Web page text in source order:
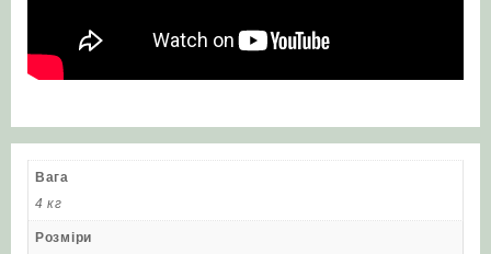
Вага
4 кг
Розміри